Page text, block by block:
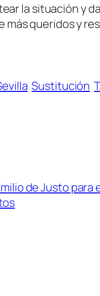
la situación y
más queridos y
Sustitución
de Justo para